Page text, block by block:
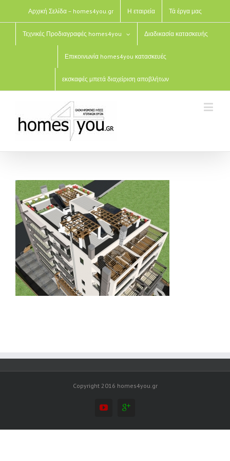
Αρχική Σελίδα – homes4you.gr Η εταιρεία Τά έργα μας
Τεχνικές Προδιαγραφές homes4you Διαδικασία κατασκευής
Επικοινωνία homes4you κατασκευές
εκσκαφές μπετά διαχείριση αποβλήτων
Copyright 2016 homes4you.gr